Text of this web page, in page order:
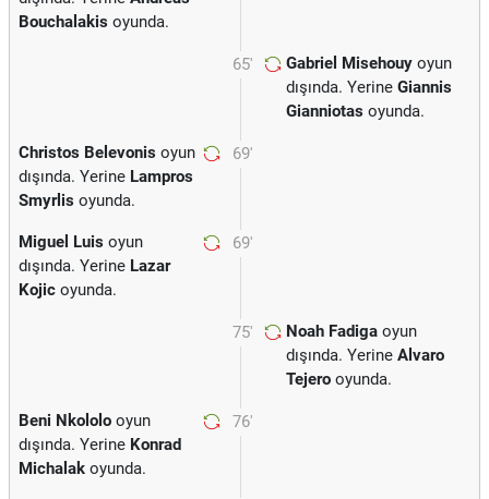
Bouchalakis oyunda.
65' Gabriel Misehouy oyun
dışında. Yerine Giannis
Gianniotas oyunda.
69'
Christos Belevonis oyun
dışında. Yerine Lampros
Smyrlis oyunda.
69'
Miguel Luis oyun
dışında. Yerine Lazar
Kojic oyunda.
75' Noah Fadiga oyun
dışında. Yerine Alvaro
Tejero oyunda.
76'
Beni Nkololo oyun
dışında. Yerine Konrad
Michalak oyunda.